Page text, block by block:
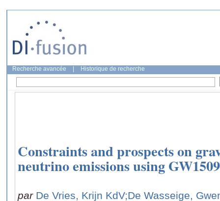
Recherche avancée Historique de recherche
Constraints and prospects on
neutrino emissions using
par De Vries, Krijn KdV;De Wasseige,